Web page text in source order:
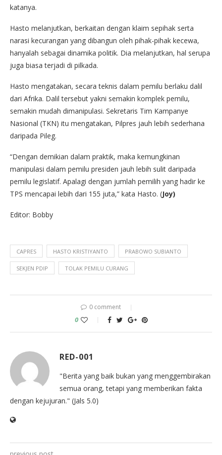
katanya.
Hasto melanjutkan, berkaitan dengan klaim sepihak serta
narasi kecurangan yang dibangun oleh pihak-pihak kecewa,
hanyalah sebagai dinamika politik. Dia melanjutkan, hal serupa
juga biasa terjadi di pilkada.
Hasto mengatakan, secara teknis dalam pemilu berlaku dalil
dari Afrika. Dalil tersebut yakni semakin komplek pemilu,
semakin mudah dimanipulasi. Sekretaris Tim Kampanye
Nasional (TKN) itu mengatakan, Pilpres jauh lebih sederhana
daripada Pileg.
“Dengan demikian dalam praktik, maka kemungkinan
manipulasi dalam pemilu presiden jauh lebih sulit daripada
pemilu legislatif. Apalagi dengan jumlah pemilih yang hadir ke
TPS mencapai lebih dari 155 juta,” kata Hasto. (Joy)
Editor: Bobby
CAPRES HASTO KRISTIYANTO PRABOWO SUBIANTO
SEKJEN PDIP TOLAK PEMILU CURANG
0 comment
0
RED-001
"Berita yang baik bukan yang menggembirakan
semua orang, tetapi yang memberikan fakta
dengan kejujuran." (Jals 5.0)